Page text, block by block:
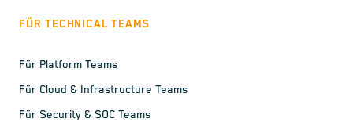
FÜR TECHNICAL TEAMS
Für Platform Teams
Für Cloud & Infrastructure Teams
Für Security & SOC Teams